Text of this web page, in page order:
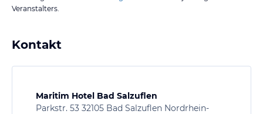
Veranstalters.
Kontakt
Maritim Hotel Bad Salzuflen
Parkstr. 53 32105 Bad Salzuflen Nordrhein-